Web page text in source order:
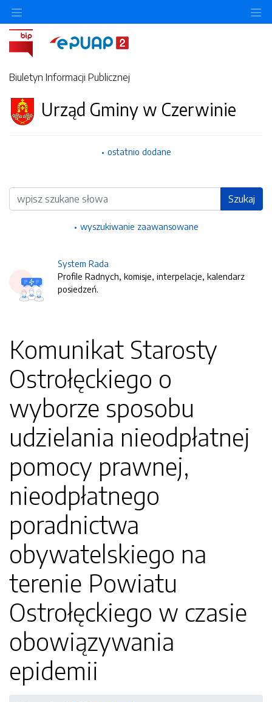
Biuletyn Informacji Publicznej
Urząd Gminy w Czerwinie
ostatnio dodane
Wyszukiwarka Szukaj
wyszukiwanie zaawansowane
System Rada
Profile Radnych, komisje, interpelacje, kalendarz
posiedzeń.
Komunikat Starosty
Ostrołęckiego o
wyborze sposobu
udzielania nieodpłatnej
pomocy prawnej,
nieodpłatnego
poradnictwa
obywatelskiego na
terenie Powiatu
Ostrołęckiego w czasie
obowiązywania
epidemii